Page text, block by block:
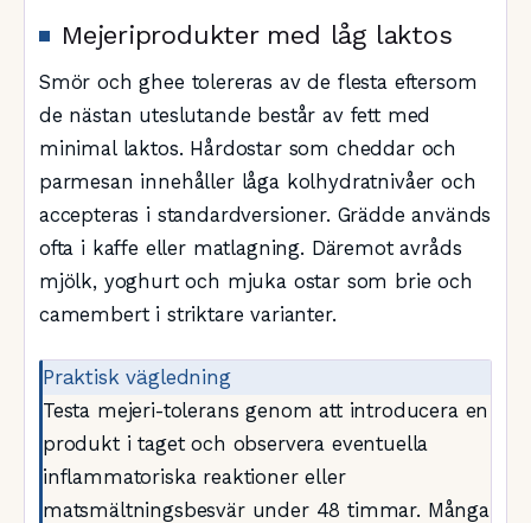
Mejeriprodukter med låg laktos
Smör och ghee tolereras av de flesta eftersom
de nästan uteslutande består av fett med
minimal laktos. Hårdostar som cheddar och
parmesan innehåller låga kolhydratnivåer och
accepteras i standardversioner. Grädde används
ofta i kaffe eller matlagning. Däremot avråds
mjölk, yoghurt och mjuka ostar som brie och
camembert i striktare varianter.
Praktisk vägledning
Testa mejeri-tolerans genom att introducera en
produkt i taget och observera eventuella
inflammatoriska reaktioner eller
matsmältningsbesvär under 48 timmar. Många